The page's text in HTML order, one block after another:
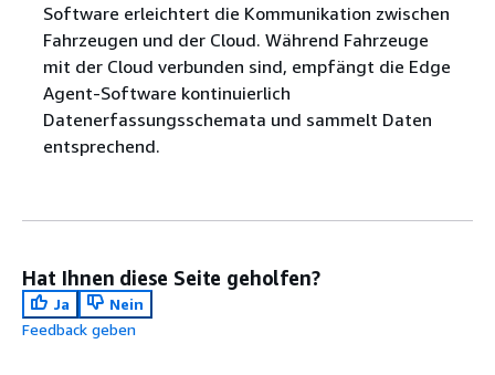
Software erleichtert die Kommunikation zwischen
Fahrzeugen und der Cloud. Während Fahrzeuge
mit der Cloud verbunden sind, empfängt die Edge
Agent-Software kontinuierlich
Datenerfassungsschemata und sammelt Daten
entsprechend.
Hat Ihnen diese Seite geholfen?
Ja
Nein
Feedback geben